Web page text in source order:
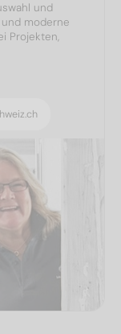
und
moderne
Projekten,